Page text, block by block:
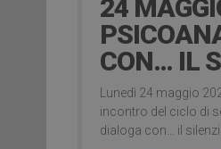
24
CON… IL
Lunedì 24 maggio
incontro del ciclo di
dialoga con… il